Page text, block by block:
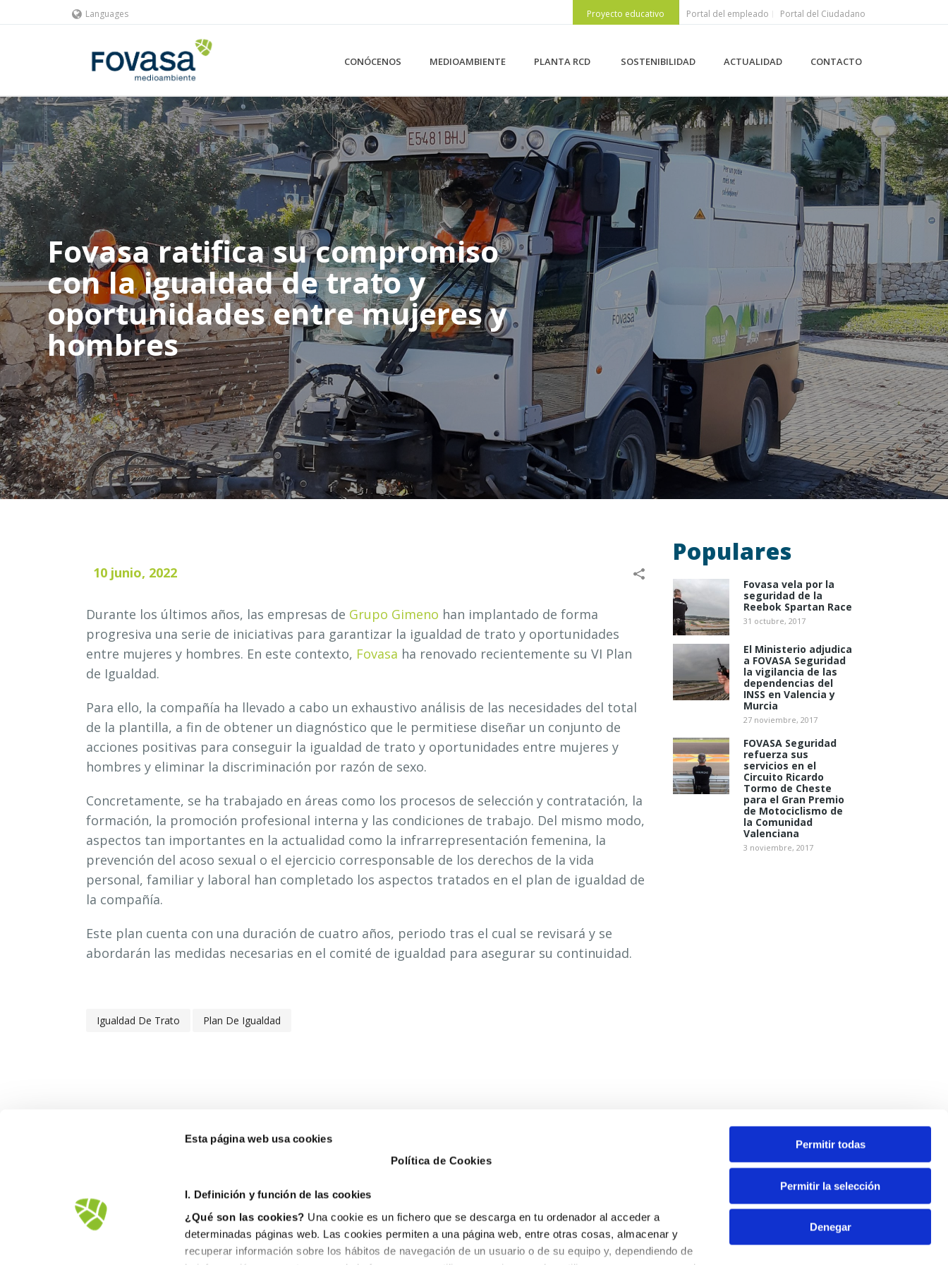
Esta página web usa cookies
Política de Cookies
I. Definición y función de las cookies
¿Qué son las cookies? Una cookie es un fichero que se descarga en tu ordenador al acceder a
determinadas páginas web. Las cookies permiten a una página web, entre otras cosas, almacenar y
recuperar información sobre los hábitos de navegación de un usuario o de su equipo y, dependiendo de
Permitir todas
Permitir la selección
Denegar
Languages Proyecto educativo Portal del empleado Portal del Ciudadano
CONÓCENOS MEDIOAMBIENTE PLANTA RCD SOSTENIBILIDAD ACTUALIDAD CONTACTO
Fovasa ratifica su compromiso
con la igualdad de trato y
oportunidades entre mujeres y
hombres
10 junio, 2022
Durante los últimos años, las empresas de Grupo Gimeno han implantado de forma
progresiva una serie de iniciativas para garantizar la igualdad de trato y oportunidades
entre mujeres y hombres. En este contexto, Fovasa ha renovado recientemente su VI Plan
de Igualdad.
Para ello, la compañía ha llevado a cabo un exhaustivo análisis de las necesidades del total
de la plantilla, a fin de obtener un diagnóstico que le permitiese diseñar un conjunto de
acciones positivas para conseguir la igualdad de trato y oportunidades entre mujeres y
hombres y eliminar la discriminación por razón de sexo.
Concretamente, se ha trabajado en áreas como los procesos de selección y contratación, la
formación, la promoción profesional interna y las condiciones de trabajo. Del mismo modo,
aspectos tan importantes en la actualidad como la infrarrepresentación femenina, la
prevención del acoso sexual o el ejercicio corresponsable de los derechos de la vida
personal, familiar y laboral han completado los aspectos tratados en el plan de igualdad de
la compañía.
Este plan cuenta con una duración de cuatro años, periodo tras el cual se revisará y se
abordarán las medidas necesarias en el comité de igualdad para asegurar su continuidad.
Igualdad De Trato Plan De Igualdad
Populares
Fovasa vela por la
seguridad de la
Reebok Spartan Race
31 octubre, 2017
El Ministerio adjudica
a FOVASA Seguridad
la vigilancia de las
dependencias del
INSS en Valencia y
Murcia
27 noviembre, 2017
FOVASA Seguridad
refuerza sus
servicios en el
Circuito Ricardo
Tormo de Cheste
para el Gran Premio
de Motociclismo de
la Comunidad
Valenciana
3 noviembre, 2017